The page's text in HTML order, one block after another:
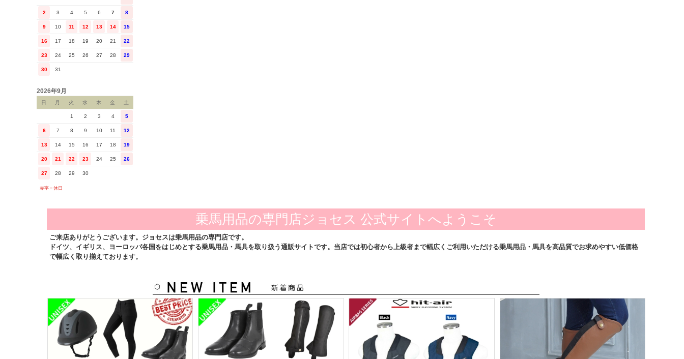
2 3 4 5 6 7 8
9 10 11 12 13 14 15
16 17 18 19 20 21 22
23 24 25 26 27 28 29
30 31
2026年9月
日 月 火 水 木 金 土
1 2 3 4 5
6 7 8 9 10 11 12
13 14 15 16 17 18 19
20 21 22 23 24 25 26
27 28 29 30
赤字＝休日
乗馬用品の専門店ジョセス 公式サイトへようこそ
ご来店ありがとうございます。ジョセスは乗馬用品の専門店です。
ドイツ、イギリス、ヨーロッパ各国をはじめとする乗馬用品・馬具を取り扱う通販サイトです。当店では初心者から上級者まで幅広くご利用いただける乗馬用品・馬具を高品質でお求めやすい低価格
で幅広く取り揃えております。